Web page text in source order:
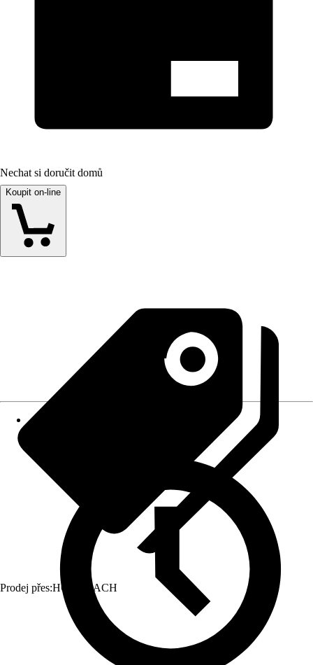
Nechat si doručit domů
Koupit on-line
Prodej přes:HORNBACH